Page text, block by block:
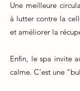
Une meilleure
à lutter contre la
et améliorer la
Enfin, le spa invite
calme. C'est une